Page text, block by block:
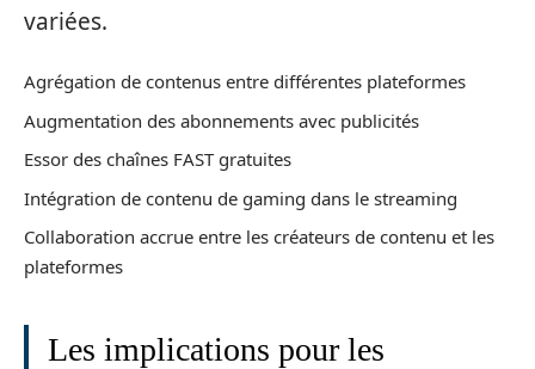
variées.
Agrégation de contenus entre différentes plateformes
Augmentation des abonnements avec publicités
Essor des chaînes FAST gratuites
Intégration de contenu de gaming dans le streaming
Collaboration accrue entre les créateurs de contenu et les
plateformes
Les implications pour les